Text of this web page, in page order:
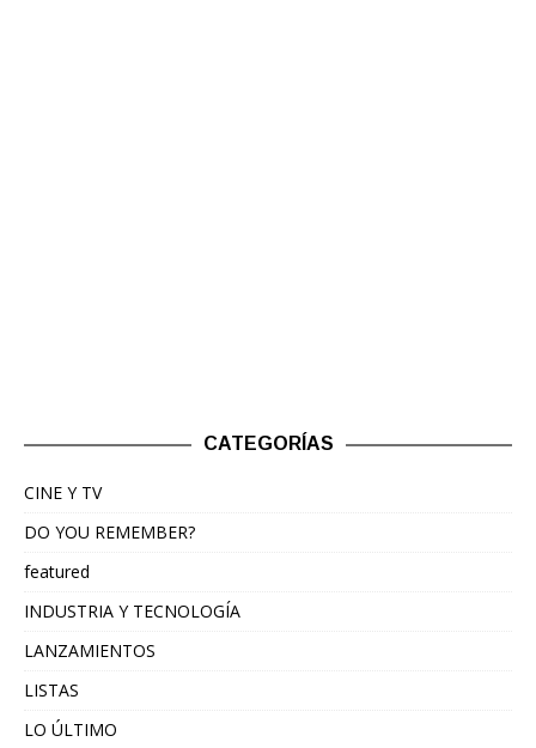
CATEGORÍAS
CINE Y TV
DO YOU REMEMBER?
featured
INDUSTRIA Y TECNOLOGÍA
LANZAMIENTOS
LISTAS
LO ÚLTIMO